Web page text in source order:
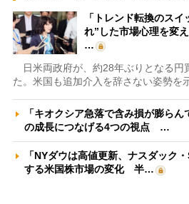
「トレンド転換のス
れ”した市場心理を変
…
日米両政府が、約28年ぶりとなる円
た。米国も追加介入を辞さない姿勢を
「キオクシア急落で含み損が膨ら
の成長につなげる4つの視点 …
「NYダウは高値更新、ナスダック
する米国株市場の変化 半…